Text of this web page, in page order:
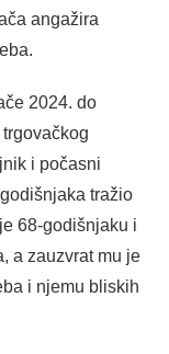
angažira
2024. do
i počasni
tražio
68-godišnjaku i
a zauzvrat mu je
i njemu bliskih